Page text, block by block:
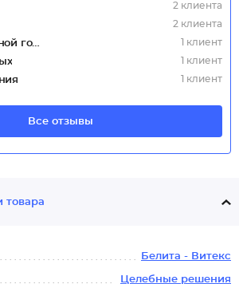
2 клиента
2 клиента
- Для чувствительной головы 1 клиент
1 клиент
1 клиент
Все отзывы
товара
Белита - Витекс
Целебные решения